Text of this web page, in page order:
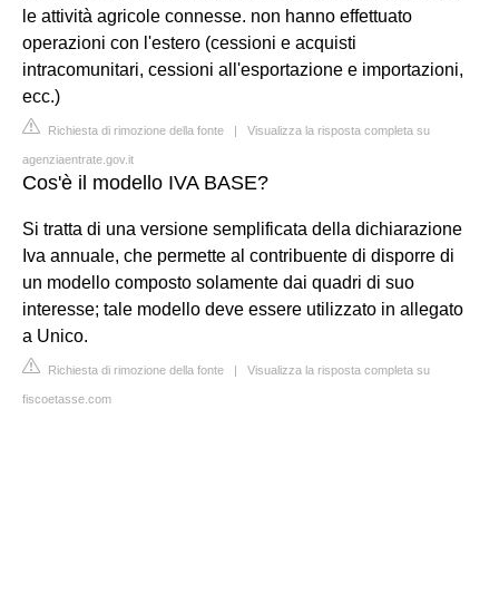
le attività agricole connesse. non hanno effettuato
operazioni con l'estero (cessioni e acquisti
intracomunitari, cessioni all'esportazione e importazioni,
ecc.)
Richiesta di rimozione della fonte | Visualizza la risposta completa su
agenziaentrate.gov.it
Cos'è il modello IVA BASE?
Si tratta di una versione semplificata della dichiarazione
Iva annuale, che permette al contribuente di disporre di
un modello composto solamente dai quadri di suo
interesse; tale modello deve essere utilizzato in allegato
a Unico.
Richiesta di rimozione della fonte | Visualizza la risposta completa su
fiscoetasse.com